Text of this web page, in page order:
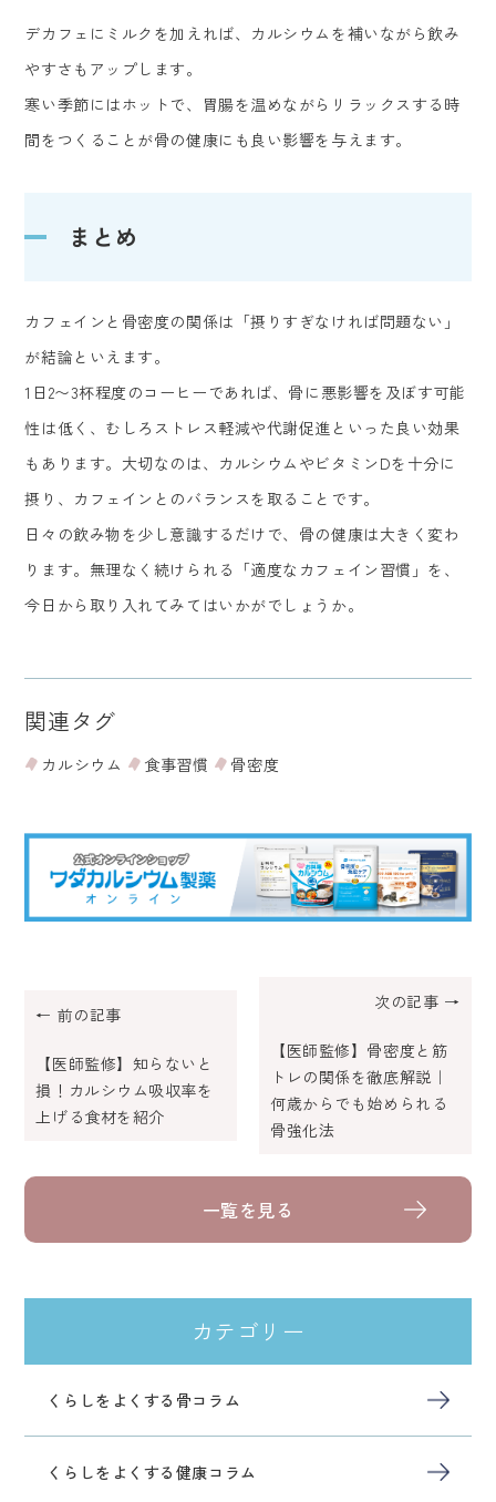
デカフェにミルクを加えれば、カルシウムを補いながら飲み
やすさもアップします。
寒い季節にはホットで、胃腸を温めながらリラックスする時
間をつくることが骨の健康にも良い影響を与えます。
まとめ
カフェインと骨密度の関係は「摂りすぎなければ問題ない」
が結論といえます。
1日2〜3杯程度のコーヒーであれば、骨に悪影響を及ぼす可能
性は低く、むしろストレス軽減や代謝促進といった良い効果
もあります。大切なのは、カルシウムやビタミンDを十分に
摂り、カフェインとのバランスを取ることです。
日々の飲み物を少し意識するだけで、骨の健康は大きく変わ
ります。無理なく続けられる「適度なカフェイン習慣」を、
今日から取り入れてみてはいかがでしょうか。
関連タグ
カルシウム 食事習慣 骨密度
← 前の記事
【医師監修】知らないと
損！カルシウム吸収率を
上げる食材を紹介
次の記事 →
【医師監修】骨密度と筋
トレの関係を徹底解説｜
何歳からでも始められる
骨強化法
一覧を見る
カテゴリー
くらしをよくする骨コラム
くらしをよくする健康コラム